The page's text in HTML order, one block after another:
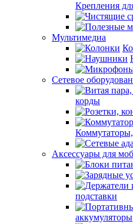
Крепления
Мультимедиа
Сетевое
корды
Аксессуары для
подставки
аккумуляторы